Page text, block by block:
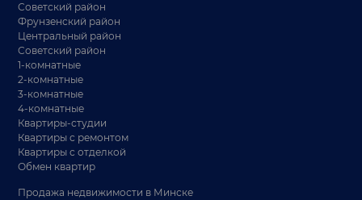
Советский район
Фрунзенский район
Центральный район
Советский район
1-комнатные
2-комнатные
3-комнатные
4-комнатные
Квартиры-студии
Квартиры с ремонтом
Квартиры с отделкой
Обмен квартир
Продажа недвижимости в Минске